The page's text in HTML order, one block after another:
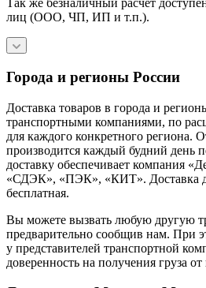
Так же безналичный расчёт
лиц (ООО, ЧП, ИП и т.п.).
Города и регионы России
Доставка товаров в города и
транспортными компаниями, по
для каждого конкретного региона.
производится каждый будний день
доставку обеспечивает компания
«СДЭК», «ПЭК», «КИТ». Доставка
бесплатная.
Вы можете вызвать любую другую
предварительно сообщив нам. При
у представителей транспортной
доверенность на получения груза от